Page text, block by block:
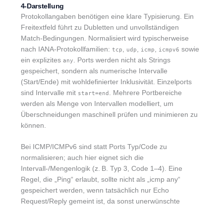
4-Darstellung
Protokollangaben benötigen eine klare Typisierung. Ein
Freitextfeld führt zu Dubletten und unvollständigen
Match-Bedingungen. Normalisiert wird typischerweise
nach IANA-Protokollfamilien: tcp udp icmp icmpv6 sowie
ein explizites any
. Ports werden nicht als Strings
gespeichert, sondern als numerische Intervalle
(Start/Ende) mit wohldefinierter Inklusivität. Einzelports
sind Intervalle mit start=end
. Mehrere Portbereiche
werden als Menge von Intervallen modelliert, um
Überschneidungen maschinell prüfen und minimieren zu
können.
Bei ICMP/ICMPv6 sind statt Ports Typ/Code zu
normalisieren; auch hier eignet sich die
Intervall-/Mengenlogik (z. B. Typ 3, Code 1–4). Eine
Regel, die „Ping“ erlaubt, sollte nicht als „icmp any“
gespeichert werden, wenn tatsächlich nur Echo
Request/Reply gemeint ist, da sonst unerwünschte